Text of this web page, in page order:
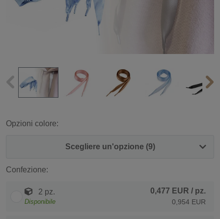
Opzioni colore:
Scegliere un'opzione (9)
Confezione:
2 pz.
Disponibile
0,477 EUR / pz.
0,954 EUR